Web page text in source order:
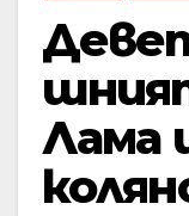
Лама